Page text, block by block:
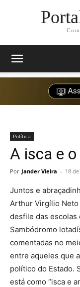
Política
A isca e
Por Jander Vieira - 18
Juntos e
Arthur Virgílio Neto
desfile das escolas
Sambódromo
comentadas no
entre aqueles que
político do Estado.
está como “isca e